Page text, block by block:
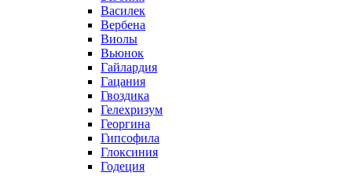
Василек
Вербена
Виолы
Вьюнок
Гайлардия
Гацания
Гвоздика
Гелехризум
Георгина
Гипсофила
Глоксиния
Годеция